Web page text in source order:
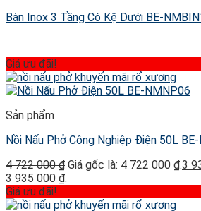
Bàn Inox 3 Tầng Có Kệ Dưới BE-
Giá ưu đãi!
Sản phẩm
Nồi Nấu Phở Công Nghiệp Điện 50L
4 722 000₫ Giá gốc là: 4 722 000 ₫.3
3 935 000 ₫.
Giá ưu đãi!